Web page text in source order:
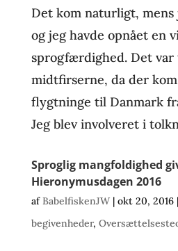
Det kom naturligt,
og jeg havde opnået en
sprogfærdighed. Det var
midtfirserne, da der
flygtninge til Danmark
Jeg blev involveret i
Sproglig mangfoldighed
Hieronymusdagen 2016
afBabelfiskenJW| okt 20, 2016|
begivenheder,